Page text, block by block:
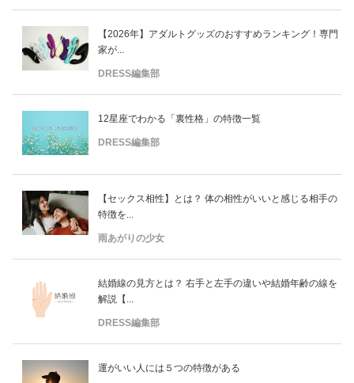
【2026年】アダルトグッズのおすすめランキング！専門
家が...
DRESS編集部
12星座でわかる「裏性格」の特徴一覧
DRESS編集部
【セックス相性】とは？ 体の相性がいいと感じる相手の
特徴を...
雨あがりの少女
結婚線の見方とは？ 右手と左手の違いや結婚年齢の線を
解説【...
DRESS編集部
運がいい人には５つの特徴がある